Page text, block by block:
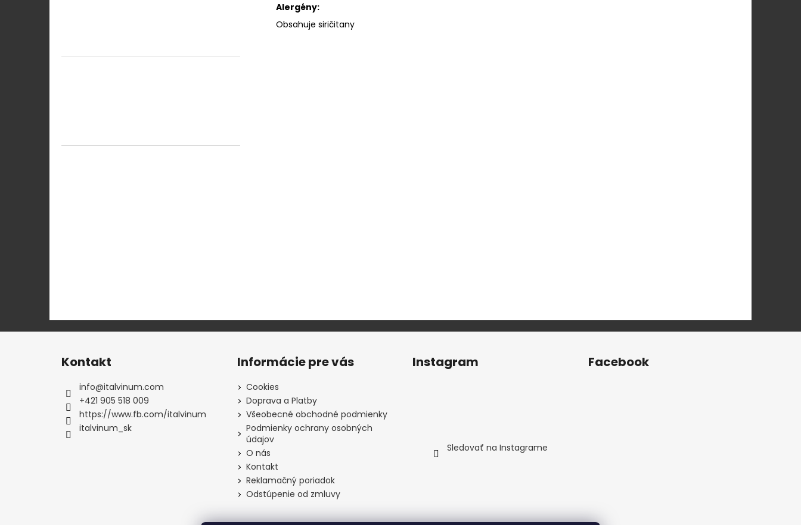
Alergény:
Obsahuje siričitany
Kontakt
info@italvinum.com
+421 905 518 009
https://www.fb.com/italvinum
italvinum_sk
Informácie pre vás
Cookies
Doprava a Platby
Všeobecné obchodné podmienky
Podmienky ochrany osobných
údajov
O nás
Kontakt
Reklamačný poriadok
Odstúpenie od zmluvy
Instagram
Sledovať na Instagrame
Facebook